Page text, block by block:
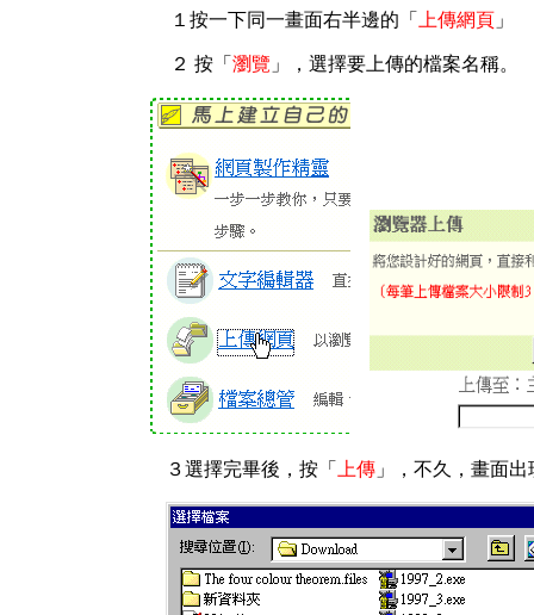
１ 按一下同一畫面右半邊的「 上傳網頁 」
２ 按 「 瀏覽 」 ，選擇要上傳的檔案名稱。
３選擇完畢後，按 「 上傳 」 ，不久，畫面